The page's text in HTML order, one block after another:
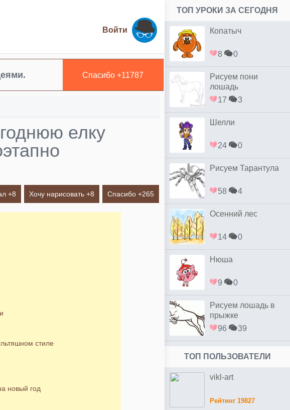
Войти
Спасибо +11787
елку
+8 Хочу нарисовать +8 Спасибо +265
стиле
новый год
ТОП УРОКИ ЗА СЕГОДНЯ
Копатыч
8 0
Рисуем пони
лошадь
17
3
Шелли
24 0
Рисуем Тарантула
58 4
Осенний лес
14 0
Нюша
9 0
Рисуем лошадь в
прыжке
96
39
ТОП ПОЛЬЗОВАТЕЛИ
vikl-art
Рейтинг 19827